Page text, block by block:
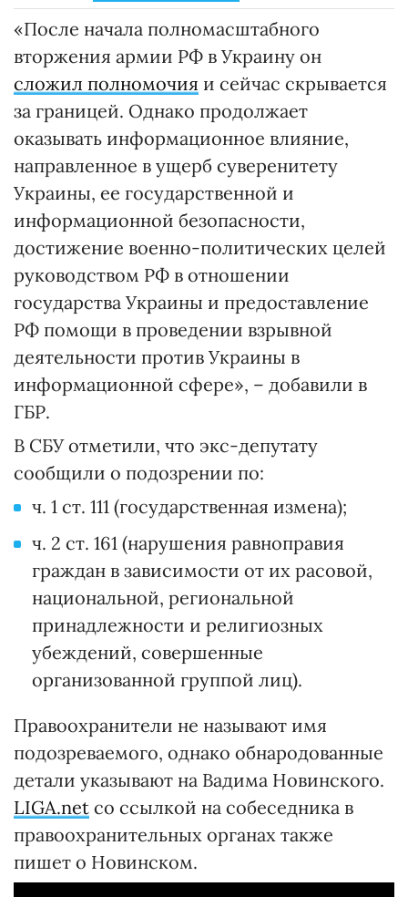
«После начала полномасштабного
вторжения армии РФ в Украину он
сложил полномочия и сейчас скрывается
за границей. Однако продолжает
оказывать информационное влияние,
направленное в ущерб суверенитету
Украины, ее государственной и
информационной безопасности,
достижение военно-политических целей
руководством РФ в отношении
государства Украины и предоставление
РФ помощи в проведении взрывной
деятельности против Украины в
информационной сфере», – добавили в
ГБР.
В СБУ отметили, что экс-депутату
сообщили о подозрении по:
ч. 1 ст. 111 (государственная измена);
ч. 2 ст. 161 (нарушения равноправия
граждан в зависимости от их расовой,
национальной, региональной
принадлежности и религиозных
убеждений, совершенные
организованной группой лиц).
Правоохранители не называют имя
подозреваемого, однако обнародованные
детали указывают на Вадима Новинского.
LIGA.net со ссылкой на собеседника в
правоохранительных органах также
пишет о Новинском.